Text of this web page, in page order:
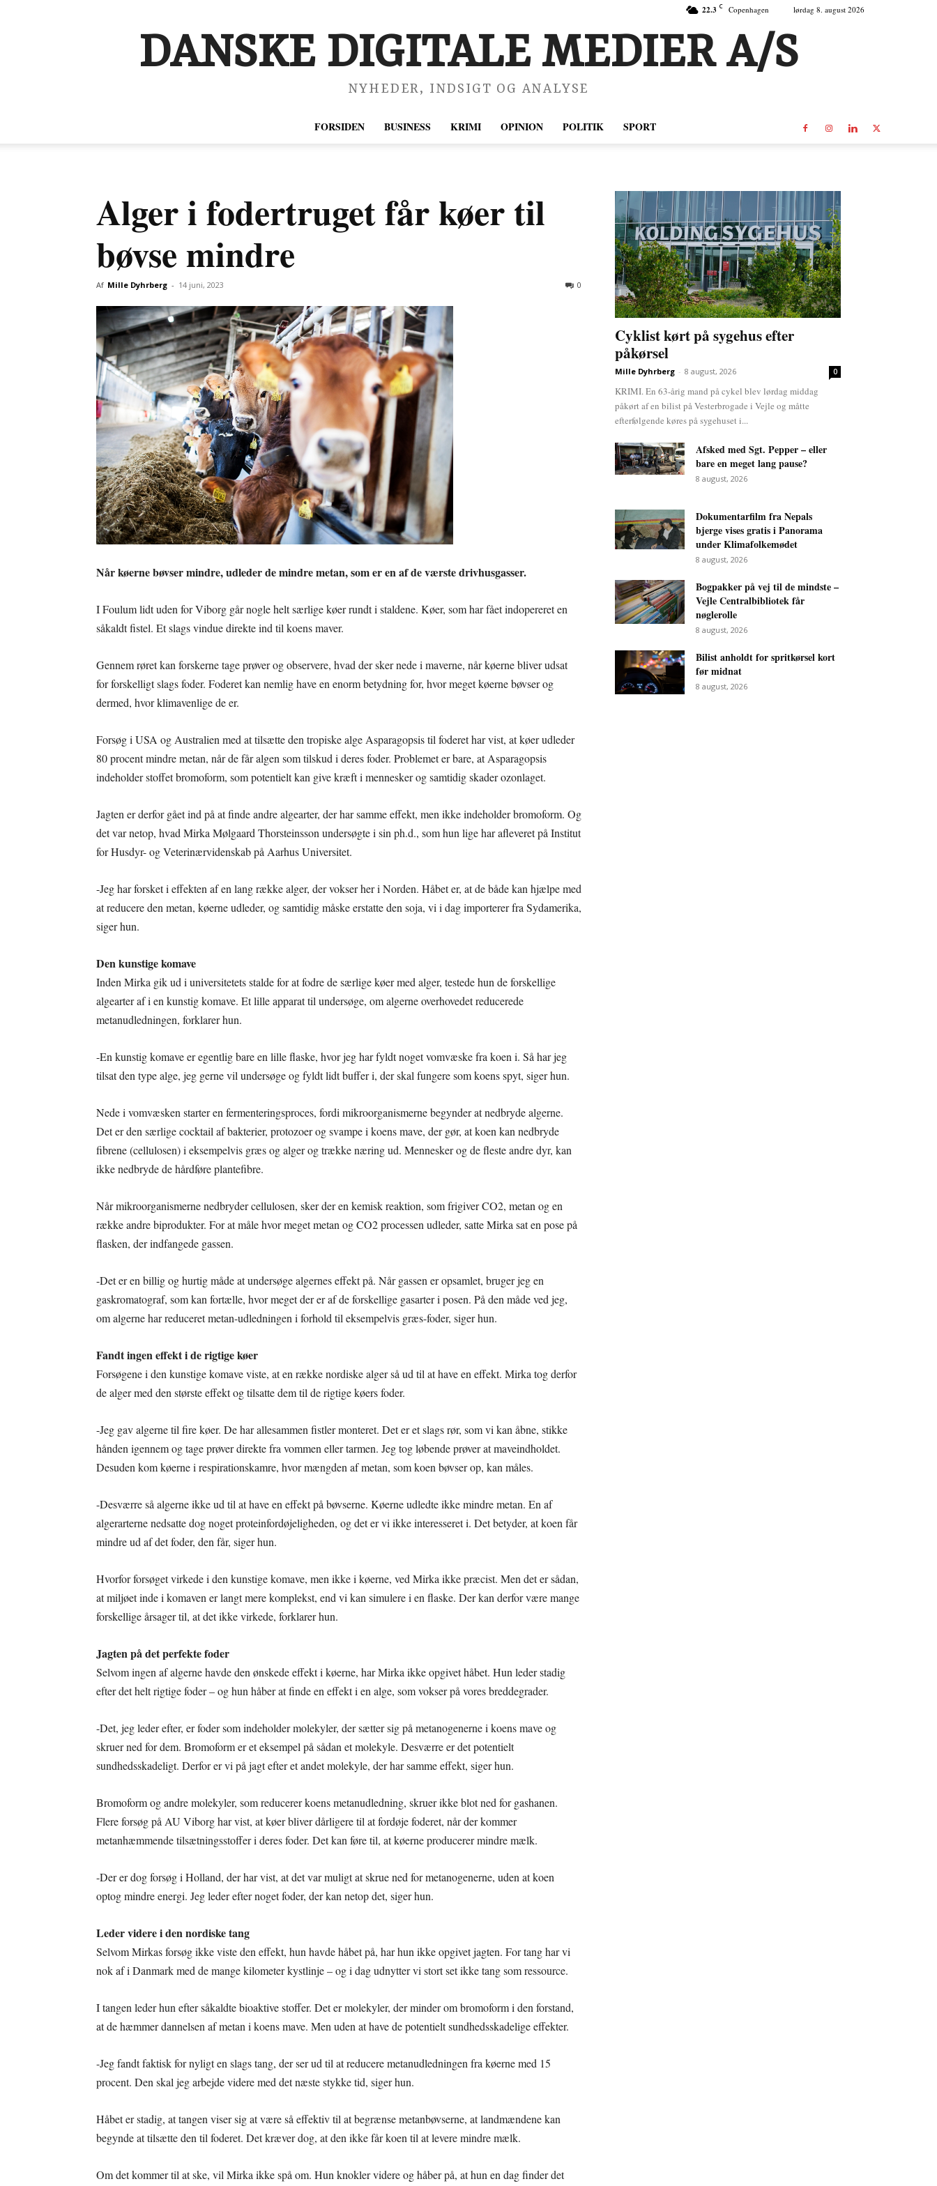
22.3 C Copenhagen lørdag 8. august 2026
DANSKE DIGITALE MEDIER A/S
NYHEDER, INDSIGT OG ANALYSE
FORSIDEN BUSINESS KRIMI OPINION POLITIK SPORT
Alger i fodertruget får køer til
bøvse mindre
Af Mille Dyhrberg - 14 juni, 2023 0
Når køerne bøvser mindre, udleder de mindre metan, som er en af de værste drivhusgasser.
I Foulum lidt uden for Viborg går nogle helt særlige køer rundt i staldene. Køer, som har fået indopereret en
såkaldt fistel. Et slags vindue direkte ind til koens maver.
Gennem røret kan forskerne tage prøver og observere, hvad der sker nede i maverne, når køerne bliver udsat
for forskelligt slags foder. Foderet kan nemlig have en enorm betydning for, hvor meget køerne bøvser og
dermed, hvor klimavenlige de er.
Forsøg i USA og Australien med at tilsætte den tropiske alge Asparagopsis til foderet har vist, at køer udleder
80 procent mindre metan, når de får algen som tilskud i deres foder. Problemet er bare, at Asparagopsis
indeholder stoffet bromoform, som potentielt kan give kræft i mennesker og samtidig skader ozonlaget.
Jagten er derfor gået ind på at finde andre algearter, der har samme effekt, men ikke indeholder bromoform. Og
det var netop, hvad Mirka Mølgaard Thorsteinsson undersøgte i sin ph.d., som hun lige har afleveret på Institut
for Husdyr- og Veterinærvidenskab på Aarhus Universitet.
-Jeg har forsket i effekten af en lang række alger, der vokser her i Norden. Håbet er, at de både kan hjælpe med
at reducere den metan, køerne udleder, og samtidig måske erstatte den soja, vi i dag importerer fra Sydamerika,
siger hun.
Den kunstige komave
Inden Mirka gik ud i universitetets stalde for at fodre de særlige køer med alger, testede hun de forskellige
algearter af i en kunstig komave. Et lille apparat til undersøge, om algerne overhovedet reducerede
metanudledningen, forklarer hun.
-En kunstig komave er egentlig bare en lille flaske, hvor jeg har fyldt noget vomvæske fra koen i. Så har jeg
tilsat den type alge, jeg gerne vil undersøge og fyldt lidt buffer i, der skal fungere som koens spyt, siger hun.
Nede i vomvæsken starter en fermenteringsproces, fordi mikroorganismerne begynder at nedbryde algerne.
Det er den særlige cocktail af bakterier, protozoer og svampe i koens mave, der gør, at koen kan nedbryde
fibrene (cellulosen) i eksempelvis græs og alger og trække næring ud. Mennesker og de fleste andre dyr, kan
ikke nedbryde de hårdføre plantefibre.
Når mikroorganismerne nedbryder cellulosen, sker der en kemisk reaktion, som frigiver CO2, metan og en
række andre biprodukter. For at måle hvor meget metan og CO2 processen udleder, satte Mirka sat en pose på
flasken, der indfangede gassen.
-Det er en billig og hurtig måde at undersøge algernes effekt på. Når gassen er opsamlet, bruger jeg en
gaskromatograf, som kan fortælle, hvor meget der er af de forskellige gasarter i posen. På den måde ved jeg,
om algerne har reduceret metan-udledningen i forhold til eksempelvis græs-foder, siger hun.
Fandt ingen effekt i de rigtige køer
Forsøgene i den kunstige komave viste, at en række nordiske alger så ud til at have en effekt. Mirka tog derfor
de alger med den største effekt og tilsatte dem til de rigtige køers foder.
-Jeg gav algerne til fire køer. De har allesammen fistler monteret. Det er et slags rør, som vi kan åbne, stikke
hånden igennem og tage prøver direkte fra vommen eller tarmen. Jeg tog løbende prøver at maveindholdet.
Desuden kom køerne i respirationskamre, hvor mængden af metan, som koen bøvser op, kan måles.
-Desværre så algerne ikke ud til at have en effekt på bøvserne. Køerne udledte ikke mindre metan. En af
algerarterne nedsatte dog noget proteinfordøjeligheden, og det er vi ikke interesseret i. Det betyder, at koen får
mindre ud af det foder, den får, siger hun.
Hvorfor forsøget virkede i den kunstige komave, men ikke i køerne, ved Mirka ikke præcist. Men det er sådan,
at miljøet inde i komaven er langt mere komplekst, end vi kan simulere i en flaske. Der kan derfor være mange
forskellige årsager til, at det ikke virkede, forklarer hun.
Jagten på det perfekte foder
Selvom ingen af algerne havde den ønskede effekt i køerne, har Mirka ikke opgivet håbet. Hun leder stadig
efter det helt rigtige foder – og hun håber at finde en effekt i en alge, som vokser på vores breddegrader.
-Det, jeg leder efter, er foder som indeholder molekyler, der sætter sig på metanogenerne i koens mave og
skruer ned for dem. Bromoform er et eksempel på sådan et molekyle. Desværre er det potentielt
sundhedsskadeligt. Derfor er vi på jagt efter et andet molekyle, der har samme effekt, siger hun.
Bromoform og andre molekyler, som reducerer koens metanudledning, skruer ikke blot ned for gashanen.
Flere forsøg på AU Viborg har vist, at køer bliver dårligere til at fordøje foderet, når der kommer
metanhæmmende tilsætningsstoffer i deres foder. Det kan føre til, at køerne producerer mindre mælk.
-Der er dog forsøg i Holland, der har vist, at det var muligt at skrue ned for metanogenerne, uden at koen
optog mindre energi. Jeg leder efter noget foder, der kan netop det, siger hun.
Leder videre i den nordiske tang
Selvom Mirkas forsøg ikke viste den effekt, hun havde håbet på, har hun ikke opgivet jagten. For tang har vi
nok af i Danmark med de mange kilometer kystlinje – og i dag udnytter vi stort set ikke tang som ressource.
I tangen leder hun efter såkaldte bioaktive stoffer. Det er molekyler, der minder om bromoform i den forstand,
at de hæmmer dannelsen af metan i koens mave. Men uden at have de potentielt sundhedsskadelige effekter.
-Jeg fandt faktisk for nyligt en slags tang, der ser ud til at reducere metanudledningen fra køerne med 15
procent. Den skal jeg arbejde videre med det næste stykke tid, siger hun.
Håbet er stadig, at tangen viser sig at være så effektiv til at begrænse metanbøvserne, at landmændene kan
begynde at tilsætte den til foderet. Det kræver dog, at den ikke får koen til at levere mindre mælk.
Om det kommer til at ske, vil Mirka ikke spå om. Hun knokler videre og håber på, at hun en dag finder det
Cyklist kørt på sygehus efter
påkørsel
Mille Dyhrberg - 8 august, 2026 0
KRIMI. En 63-årig mand på cykel blev lørdag middag
påkørt af en bilist på Vesterbrogade i Vejle og måtte
efterfølgende køres på sygehuset i...
Afsked med Sgt. Pepper – eller
bare en meget lang pause?
8 august, 2026
Dokumentarfilm fra Nepals
bjerge vises gratis i Panorama
under Klimafolkemødet
8 august, 2026
Bogpakker på vej til de mindste –
Vejle Centralbibliotek får
nøglerolle
8 august, 2026
Bilist anholdt for spritkørsel kort
før midnat
8 august, 2026